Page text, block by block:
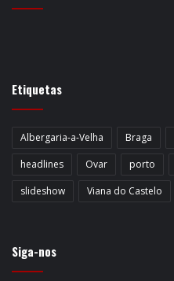
Etiquetas
Albergaria-a-Velha Braga
headlines
Ovar porto
slideshow
Viana do Castelo
Siga-nos